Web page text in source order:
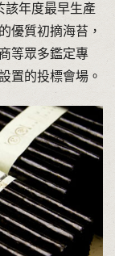
該年度最早生產
優質初摘海苔，
等眾多鑑定專
置的投標會場。